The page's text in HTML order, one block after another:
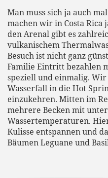
Man muss sich ja auch
machen wir in Costa Rica
den Arenal gibt es
vulkanischem
Besuch ist nicht ganz
Familie Eintritt bezahlen
speziell und einmalig.
Wasserfall in die Hot
einzukehren. Mitten im
mehrere Becken mit
Wassertemperaturen.
Kulisse entspannen und
Bäumen Leguane und